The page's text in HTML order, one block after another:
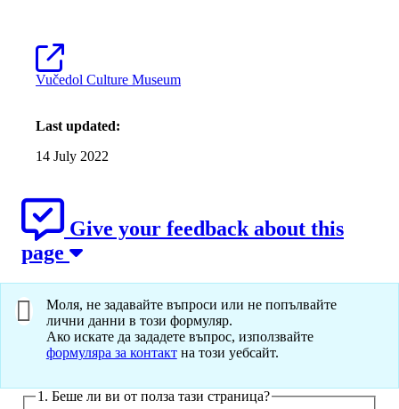
Vučedol Culture Museum
Last updated:
14 July 2022
Give your feedback about this
page
Моля, не задавайте въпроси или не попълвайте
лични данни в този формуляр.
Ако искате да зададете въпрос, използвайте
формуляра за контактна този уебсайт.
1. Беше ли ви от полза тази страница?